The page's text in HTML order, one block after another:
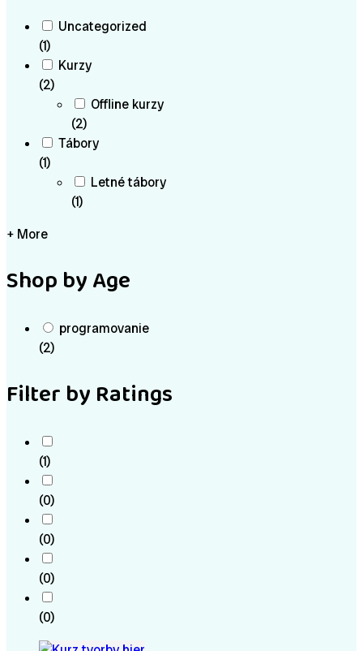
Uncategorized
(1)
Kurzy
(2)
Offline kurzy
(2)
Tábory
(1)
Letné tábory
(1)
+ More
Shop by Age
programovanie
(2)
Filter by Ratings
(1)
(0)
(0)
(0)
(0)